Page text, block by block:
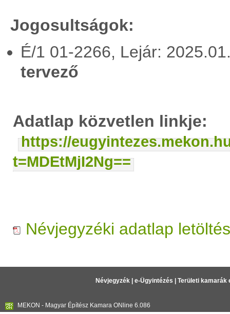
Jogosultságok:
É/1 01-2266, Lejár:
tervező
Adatlap közvetlen linkje:
https://
t=MDEtMjI2Ng==
Névjegyzéki adatlap
Névjegyzék| e-Ügyintézés Területi kamarák
MEKON - Magyar Építész Kamara ONline 6.086